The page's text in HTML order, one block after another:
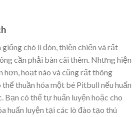
chó lì đòn, thiện chiến và rất
cần phải bàn cãi thêm. Nhưng hiện
hơn, hoạt náo và cũng rất thông
thể thuần hóa một bé Pitbull nếu huấn
Bạn có thể tự huấn luyện hoặc cho
huấn luyện tại các lò đào tạo thú